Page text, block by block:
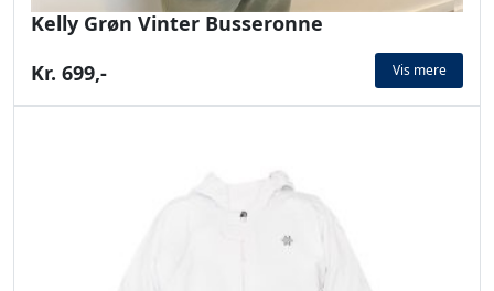
Kelly Grøn Vinter Busseronne
Kr. 699,-
Vis mere